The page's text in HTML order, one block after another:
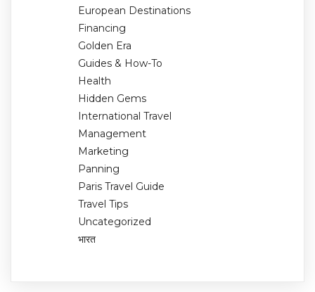
European Destinations
Financing
Golden Era
Guides & How-To
Health
Hidden Gems
International Travel
Management
Marketing
Panning
Paris Travel Guide
Travel Tips
Uncategorized
भारत